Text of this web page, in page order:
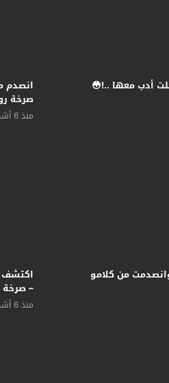
أدب معها ..!😳
انصدم
صرخة
منذ 6 أشهر
من كلامو
اكتشف
– صرخة
منذ 6 أشهر